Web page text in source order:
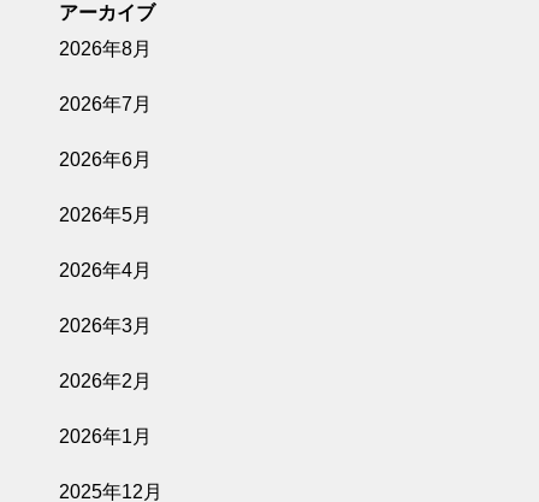
アーカイブ
2026年8月
2026年7月
2026年6月
2026年5月
2026年4月
2026年3月
2026年2月
2026年1月
2025年12月